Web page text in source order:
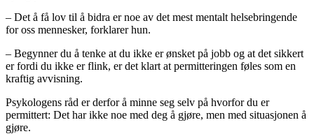
– Det å få lov til å bidra er noe av det mest mentalt helsebringende
for oss mennesker, forklarer hun.
– Begynner du å tenke at du ikke er ønsket på jobb og at det sikkert
er fordi du ikke er flink, er det klart at permitteringen føles som en
kraftig avvisning.
Psykologens råd er derfor å minne seg selv på hvorfor du er
permittert: Det har ikke noe med deg å gjøre, men med situasjonen å
gjøre.